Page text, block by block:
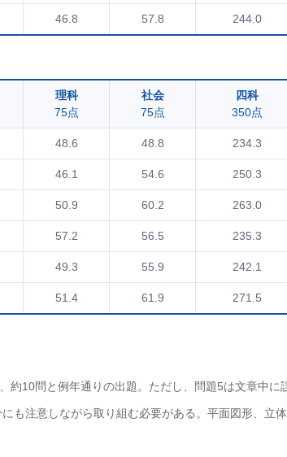
46.8 57.8 244.0
理科
75点
社会
75点
四科
350点
48.6 48.8 234.3
46.1 54.6 250.3
50.9 60.2 263.0
57.2 56.5 235.3
49.3 55.9 242.1
51.4 61.9 271.5
約10問と例年通りの出題。ただし、問題5は文章中に
も注意しながら取り組む必要がある。平面図形、立